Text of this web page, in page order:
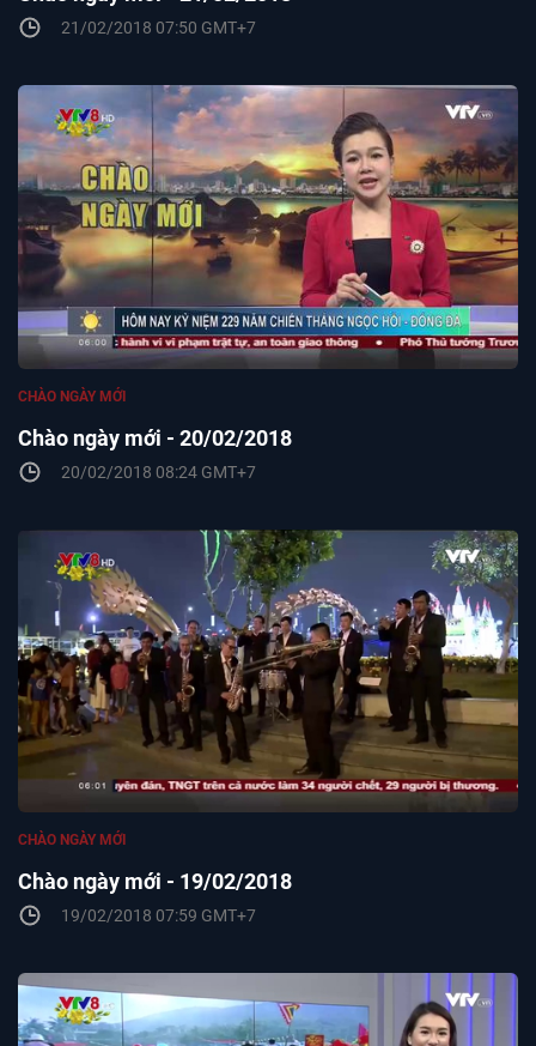
21/02/2018 07:50 GMT+7
Chào ngày mới - 20/02/2018
CHÀO NGÀY MỚI
20/02/2018 08:24 GMT+7
Chào ngày mới - 19/02/2018
CHÀO NGÀY MỚI
19/02/2018 07:59 GMT+7